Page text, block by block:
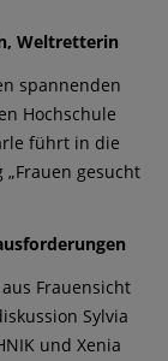
Weltretterin
spannenden
Hochschule
führt in die
gesucht
Frauensicht
Sylvia
und Xenia